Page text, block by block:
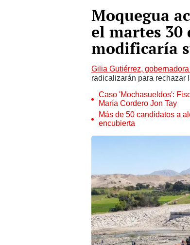
Moquegua
el martes 30
modificaría
Gilia Gutiérrez,
radicalizarán para rechazar
Caso 'Mochasueldos':
María Cordero Jon Tay
Más de 50 candidatos a
encubierta